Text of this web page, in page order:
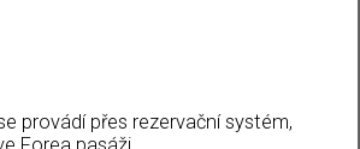
provádí přes rezervační systém,